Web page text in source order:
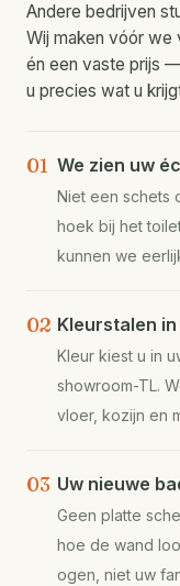
Andere bedrijven
Wij maken vóór we
én een vaste prijs
u precies wat u
01 We zien uw
Niet een schets
hoek bij het
kunnen we
02 Kleurstalen
Kleur kiest u in
showroom-TL.
vloer, kozijn en
03 Uw nieuwe
Geen platte
hoe de wand
ogen, niet uw